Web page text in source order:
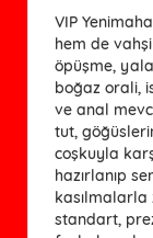
VIP
hem de
öpüşme,
boğaz orali,
ve anal
tut,
coşkuyla
hazırlanıp
kasılmalarla
standart,